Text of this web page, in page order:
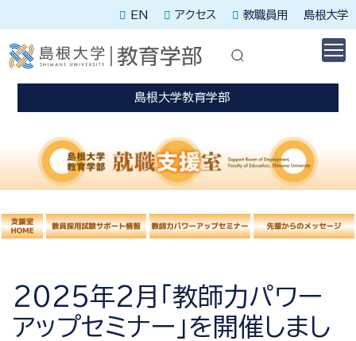
EN アクセス 教職員用 島根大学
島根大学教育学部
休講に関する情報はこちらを確認してください。
災害発生時はこちらを確認してください。
2025年2月「教師力パワー
アップセミナー」を開催しまし